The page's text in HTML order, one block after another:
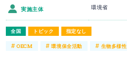
全国 トピック 指定なし
実施主体 環境省
#OECM #環境保全活動 # 生物多様性